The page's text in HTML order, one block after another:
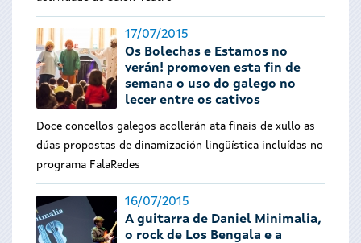
17/07/2015
Os Bolechas e Estamos no
verán! promoven esta fin de
semana o uso do galego no
lecer entre os cativos
Doce concellos galegos acollerán ata finais de xullo as
dúas propostas de dinamización lingüística incluídas no
programa FalaRedes
16/07/2015
A guitarra de Daniel Minimalia,
o rock de Los Bengala e a